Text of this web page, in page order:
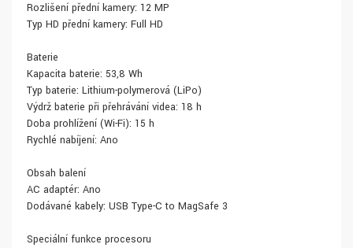
Rozlišení přední kamery: 12 MP
Typ HD přední kamery: Full HD
Baterie
Kapacita baterie: 53,8 Wh
Typ baterie: Lithium-polymerová (LiPo)
Výdrž baterie při přehrávání videa: 18 h
Doba prohlížení (Wi-Fi): 15 h
Rychlé nabíjení: Ano
Obsah balení
AC adaptér: Ano
Dodávané kabely: USB Type-C to MagSafe 3
Speciální funkce procesoru